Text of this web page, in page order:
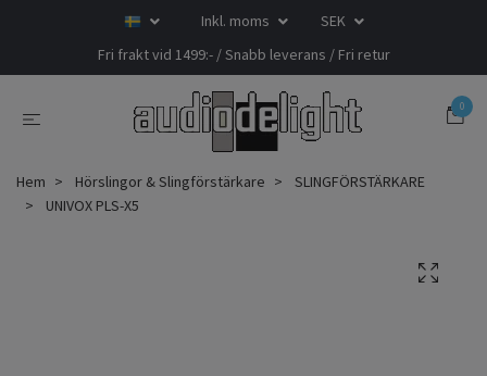
Inkl. moms
SEK
Fri frakt vid 1499:- / Snabb leverans / Fri retur
0
Hem Hörslingor & Slingförstärkare
SLINGFÖRSTÄRKARE
UNIVOX PLS-X5